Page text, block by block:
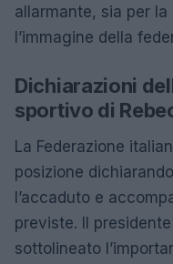
allarmante, sia per
l’immagine della
Dichiarazioni
sportivo di
La Federazione
posizione
l’accaduto e
previste. Il
sottolineato